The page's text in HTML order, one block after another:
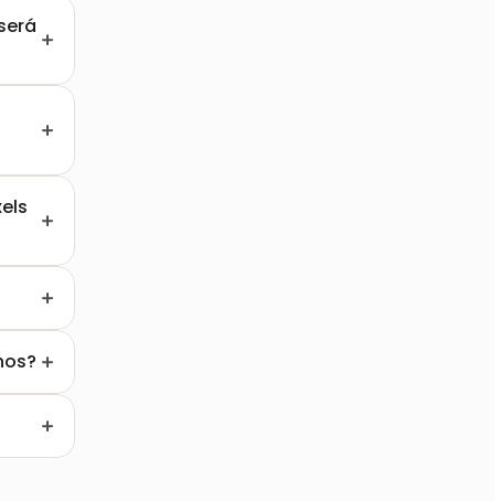
Se eu tiver o Affinity Designer, posso utilizar os vossos desenhos?